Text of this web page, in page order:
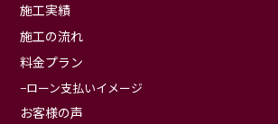
施工実績
施工の流れ
料金プラン
ローン支払いイメージ
お客様の声